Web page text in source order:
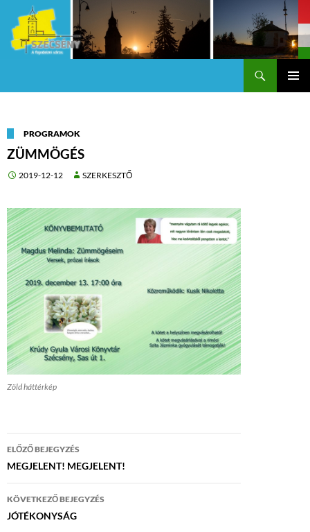
PROGRAMOK
ZÜMMÖGÉS
2019-12-12 SZERKESZTŐ
Zöld háttérkép
Bejegyzés
navigáció
ELŐZŐ BEJEGYZÉS
MEGJELENT! MEGJELENT!
KÖVETKEZŐ BEJEGYZÉS
JÓTÉKONYSÁG